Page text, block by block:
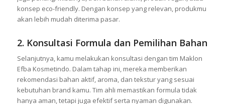
konsep eco-friendly. Dengan konsep yang relevan, produkmu
akan lebih mudah diterima pasar.
2. Konsultasi Formula dan Pemilihan Bahan
Selanjutnya, kamu melakukan konsultasi dengan tim Maklon
Efba Kosmetindo. Dalam tahap ini, mereka memberikan
rekomendasi bahan aktif, aroma, dan tekstur yang sesuai
kebutuhan brand kamu. Tim ahli memastikan formula tidak
hanya aman, tetapi juga efektif serta nyaman digunakan.